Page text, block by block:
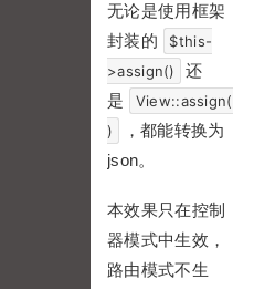
无论是使用框架
封装的
$this-
>assign()
还
是
View::assign(
)
，都能转换为
json。
本效果只在控制
器模式中生效，
路由模式不生